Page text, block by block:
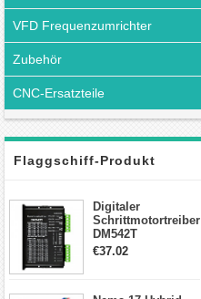
VFD Frequenzumrichter
Zubehör
CNC-Ersatzteile
Flaggschiff-Produkt
Digitaler
Schrittmotortreiber
DM542T
Schrittmotor
€37.02